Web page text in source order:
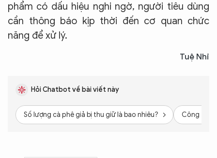
phẩm có dấu hiệu nghi ngờ, người tiêu dùng
cần thông báo kịp thời đến cơ quan chức
năng để xử lý.
Tuệ Nhi
Hỏi Chatbot về bài viết này
Số lượng cà phê giả bị thu giữ là bao nhiêu? Công ty